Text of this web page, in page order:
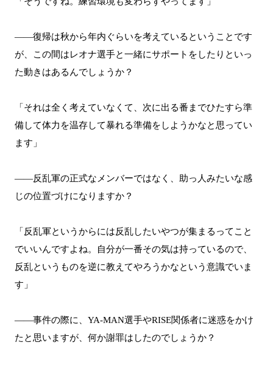
――復帰は秋から年内ぐらいを考えているということです
が、この間はレオナ選手と一緒にサポートをしたりといっ
た動きはあるんでしょうか？
「それは全く考えていなくて、次に出る番までひたすら準
備して体力を温存して暴れる準備をしようかなと思ってい
ます」
――反乱軍の正式なメンバーではなく、助っ人みたいな感
じの位置づけになりますか？
「反乱軍というからには反乱したいやつが集まるってこと
でいいんですよね。自分が一番その気は持っているので、
反乱というものを逆に教えてやろうかなという意識でいま
す」
――事件の際に、YA-MAN選手やRISE関係者に迷惑をかけ
たと思いますが、何か謝罪はしたのでしょうか？